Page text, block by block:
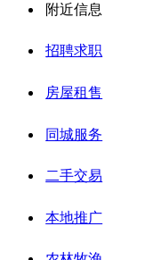
附近信息
招聘求职
房屋租售
同城服务
二手交易
本地推广